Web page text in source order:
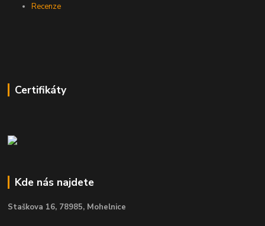
Recenze
Certifikáty
Kde nás najdete
Staškova 16, 78985, Mohelnice